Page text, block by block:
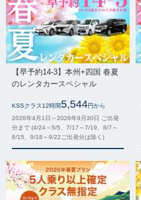
【早予約14-3】本州+四国 春夏
のレンタカースペシャル
KSSクラス12時間5,544円から
2026年4月1日～2026年9月30日 ご出発
分まで (4/24～5/5、7/17～7/19、8/7～
8/15、9/18～9/22ご出発分は除く)